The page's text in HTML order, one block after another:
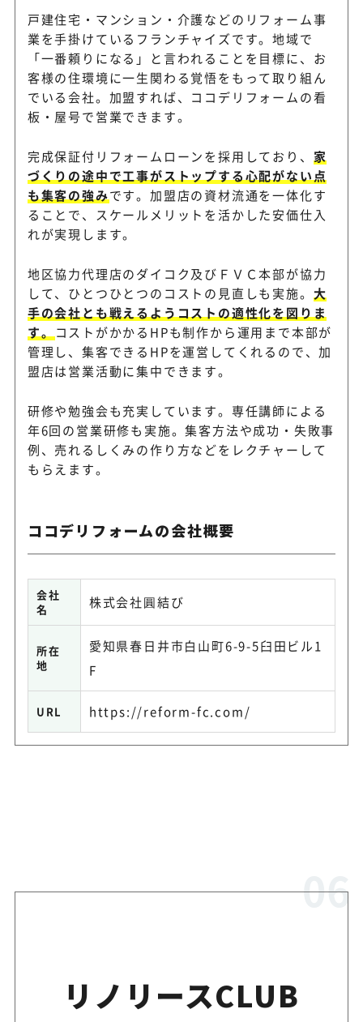
戸建住宅・マンション・介護などのリフォーム事
業を手掛けているフランチャイズです。地域で
「一番頼りになる」と言われることを目標に、お
客様の住環境に一生関わる覚悟をもって取り組ん
でいる会社。加盟すれば、ココデリフォームの看
板・屋号で営業できます。
完成保証付リフォームローンを採用しており、 家
づくりの途中で工事がストップする心配がない点
も集客の強みです。加盟店の資材流通を一体化す
ることで、スケールメリットを活かした安価仕入
れが実現します。
地区協力代理店のダイコク及びＦＶＣ本部が協力
して、ひとつひとつのコストの見直しも実施。 大
手の会社とも戦えるようコストの適性化を図りま
す。コストがかかるHPも制作から運用まで本部が
管理し、集客できるHPを運営してくれるので、加
盟店は営業活動に集中できます。
研修や勉強会も充実しています。専任講師による
年6回の営業研修も実施。集客方法や成功・失敗事
例、売れるしくみの作り方などをレクチャーして
もらえます。
ココデリフォームの会社概要
会社
名
株式会社圓結び
所在
地
愛知県春日井市白山町6-9-5臼田ビル1
F
URL https://reform-fc.com/
リノリースCLUB